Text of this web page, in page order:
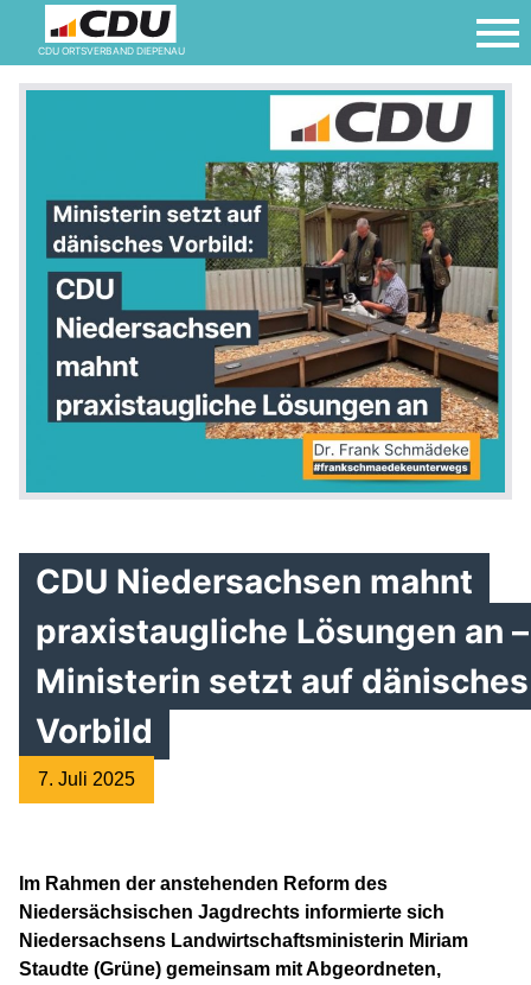
CDU ORTSVERBAND DIEPENAU
CDU Niedersachsen mahnt
praxistaugliche Lösungen an –
Ministerin setzt auf dänisches
Vorbild
7. Juli 2025
Im Rahmen der anstehenden Reform des
Niedersächsischen Jagdrechts informierte sich
Niedersachsens Landwirtschaftsministerin Miriam
Staudte (Grüne) gemeinsam mit Abgeordneten,